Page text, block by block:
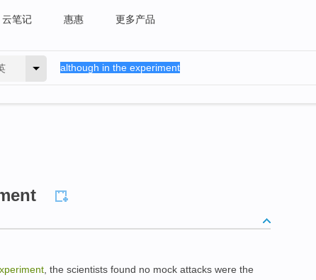
云笔记 惠惠 更多产品
, the scientists found no mock attacks were the